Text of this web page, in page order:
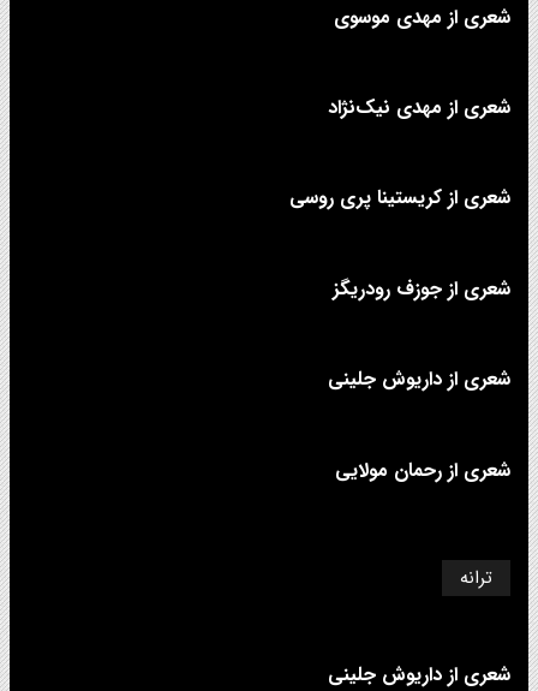
شعری از مهدی موسوی
شعری از مهدی نیک‌نژاد
شعری از کریستینا پری روسی
شعری از جوزف رودریگز
شعری از داریوش جلینی
شعری از رحمان مولایی
ترانه
شعری از داریوش جلینی